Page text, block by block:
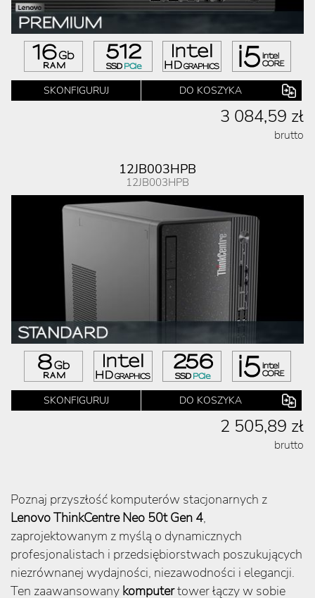
SKONFIGURUJ DO KOSZYKA
3 084,59 zł
brutto
12JB003HPB
12JB003HPB
SKONFIGURUJ DO KOSZYKA
2 505,89 zł
brutto
Poznaj przyszłość komputerów stacjonarnych z
Lenovo ThinkCentre Neo 50t Gen 4,
zaprojektowanym z myślą o dynamicznych
profesjonalistach i przedsiębiorstwach poszukujących
niezrównanej wydajności, niezawodności i elegancji.
Ten zaawansowany komputertower łączy w sobie